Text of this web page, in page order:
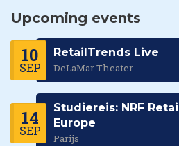
Upcoming events
10
SEP
RetailTrends Live
DeLaMar Theater
14
SEP
Studiereis: NRF
Europe
Parijs